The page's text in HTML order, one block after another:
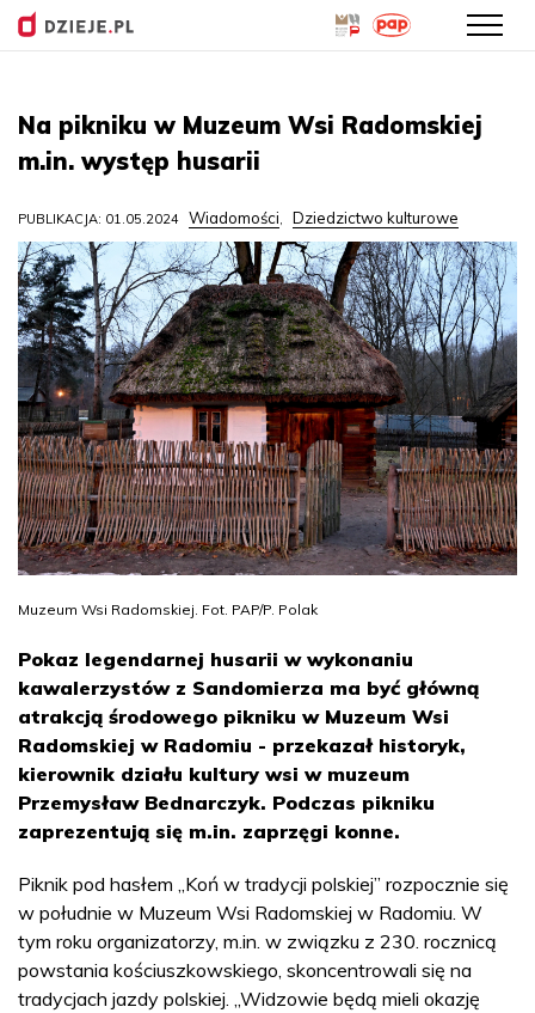
do
Na pikniku w Muzeum Wsi Radomskiej
m.in. występ husarii
PUBLIKACJA: 01.05.2024 Wiadomości, Dziedzictwo kulturowe
Muzeum Wsi Radomskiej. Fot. PAP/P. Polak
Pokaz legendarnej husarii w wykonaniu
kawalerzystów z Sandomierza ma być główną
atrakcją środowego pikniku w Muzeum Wsi
Radomskiej w Radomiu - przekazał historyk,
kierownik działu kultury wsi w muzeum
Przemysław Bednarczyk. Podczas pikniku
zaprezentują się m.in. zaprzęgi konne.
Piknik pod hasłem „Koń w tradycji polskiej” rozpocznie się
w południe w Muzeum Wsi Radomskiej w Radomiu. W
tym roku organizatorzy, m.in. w związku z 230. rocznicą
powstania kościuszkowskiego, skoncentrowali się na
tradycjach jazdy polskiej. „Widzowie będą mieli okazję